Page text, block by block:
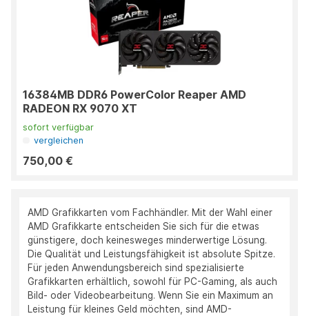
16384MB DDR6 PowerColor Reaper AMD
RADEON RX 9070 XT
sofort verfügbar
vergleichen
750,00 €
AMD Grafikkarten vom Fachhändler. Mit der Wahl einer
AMD Grafikkarte entscheiden Sie sich für die etwas
günstigere, doch keinesweges minderwertige Lösung.
Die Qualität und Leistungsfähigkeit ist absolute Spitze.
Für jeden Anwendungsbereich sind spezialisierte
Grafikkarten erhältlich, sowohl für PC-Gaming, als auch
Bild- oder Videobearbeitung. Wenn Sie ein Maximum an
Leistung für kleines Geld möchten, sind AMD-